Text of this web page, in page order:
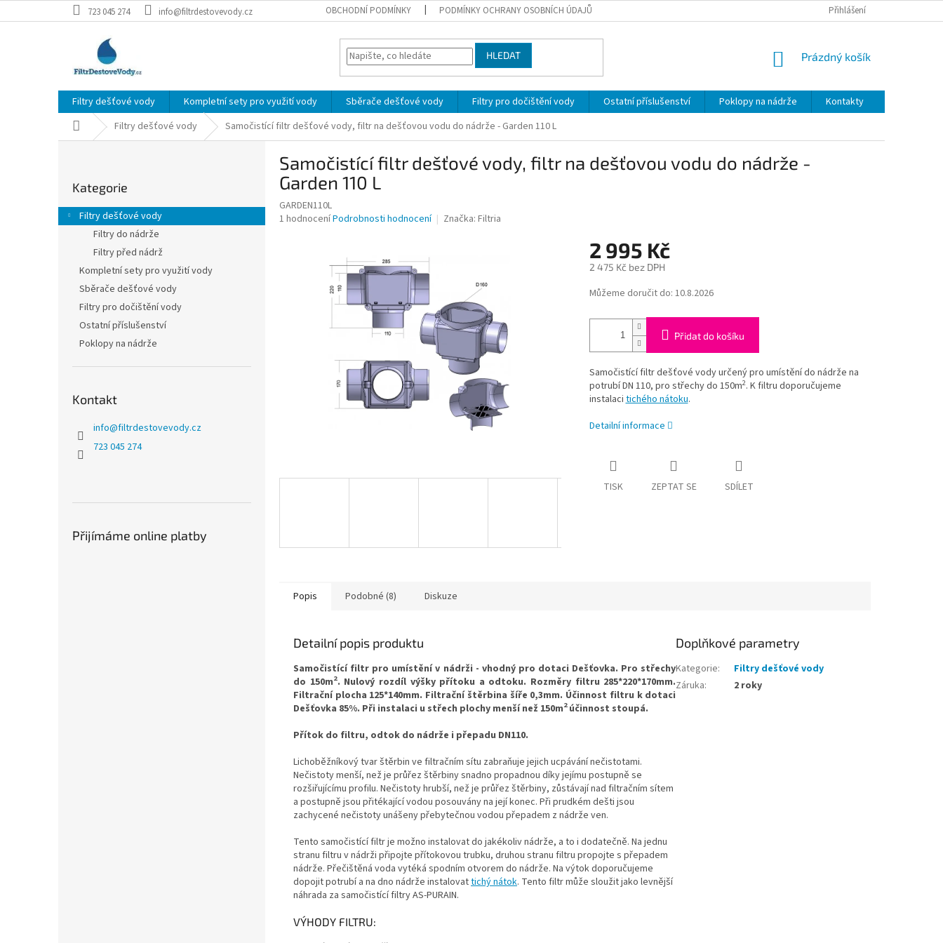
na
723 045 274 info@filtrdestovevody.cz OBCHODNÍ PODMÍNKY PODMÍNKY OCHRANY OSOBNÍCH ÚDAJŮ Přihlášení
HLEDAT
NÁKUPNÍ
Prázdný košík
Filtry dešťové vody Kompletní sety pro využití vody Sběrače dešťové vody Filtry pro dočištění vody Ostatní příslušenství Poklopy na nádrže
Kontakty
Domů Filtry dešťové vody Samočistící filtr dešťové vody, filtr na dešťovou vodu do nádrže - Garden 110 L
r
a
kategorie
Kategorie
Filtry dešťové vody
Filtry do nádrže
Filtry před nádrž
Kompletní sety pro využití vody
Sběrače dešťové vody
Filtry pro dočištění vody
Ostatní příslušenství
Poklopy na nádrže
Kontakt
info@filtrdestovevody.cz
723 045 274
Přijímáme online platby
Samočistící filtr dešťové vody, filtr na dešťovou vodu do nádrže -
Garden 110 L
GARDEN110L
Průměrné
1 hodnoceníPodrobnosti hodnocení Značka: Filtria
2 995 Kč
2 475 Kč bez DPH
Měrná
cena:
Můžeme doručit do: 10.8.2026
Přidat do košíku
Samočistící filtr dešťové vody určený pro umístění do nádrže na
potrubí DN 110, pro střechy do 150m2. K filtru doporučujeme
instalacitichého nátoku.
Detailní informace
TISK ZEPTAT SE SDÍLET
Popis Podobné (8) Diskuze
Detailní popis produktu
Samočistící filtr pro umístění v nádrži - vhodný pro dotaci Dešťovka. Pro střechy
do 150m2. Nulový rozdíl výšky přítoku a odtoku. Rozměry filtru 285*220*170mm.
Filtrační plocha 125*140mm. Filtrační štěrbina šíře 0,3mm. Účinnost filtru k dotaci
Dešťovka 85%. Při instalaci u střech plochy menší než 150m2 účinnost stoupá.
Přítok do filtru, odtok do nádrže i přepadu DN110.
Lichoběžníkový tvar štěrbin ve filtračním sítu zabraňuje jejich ucpávání nečistotami.
Nečistoty menší, než je průřez štěrbiny snadno propadnou díky jejímu postupně se
rozšiřujícímu profilu. Nečistoty hrubší, než je průřez štěrbiny, zůstávají nad filtračním sítem
a postupně jsou přitékající vodou posouvány na její konec. Při prudkém dešti jsou
zachycené nečistoty unášeny přebytečnou vodou přepadem z nádrže ven.
Tento samočistící filtr je možno instalovat do jakékoliv nádrže, a to i dodatečně. Na jednu
stranu filtru v nádrži připojte přítokovou trubku, druhou stranu filtru propojte s přepadem
nádrže. Přečištěná voda vytéká spodním otvorem do nádrže. Na výtok doporučujeme
dopojit potrubí a na dno nádrže instalovattichý nátok. Tento filtr může sloužit jako levnější
náhrada za samočistící filtry AS-PURAIN.
VÝHODY FILTRU:
Doplňkové parametry
Kategorie:
Filtry dešťové vody
Záruka: 2 roky